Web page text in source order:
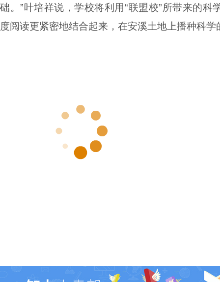
础。”叶培祥说，学校将利用“联盟校”所带来的
度阅读更紧密地结合起来，在安溪土地上播种科